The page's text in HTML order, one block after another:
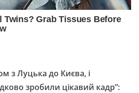
з Луцька до Києва, і
зробили цікавий кадр”: